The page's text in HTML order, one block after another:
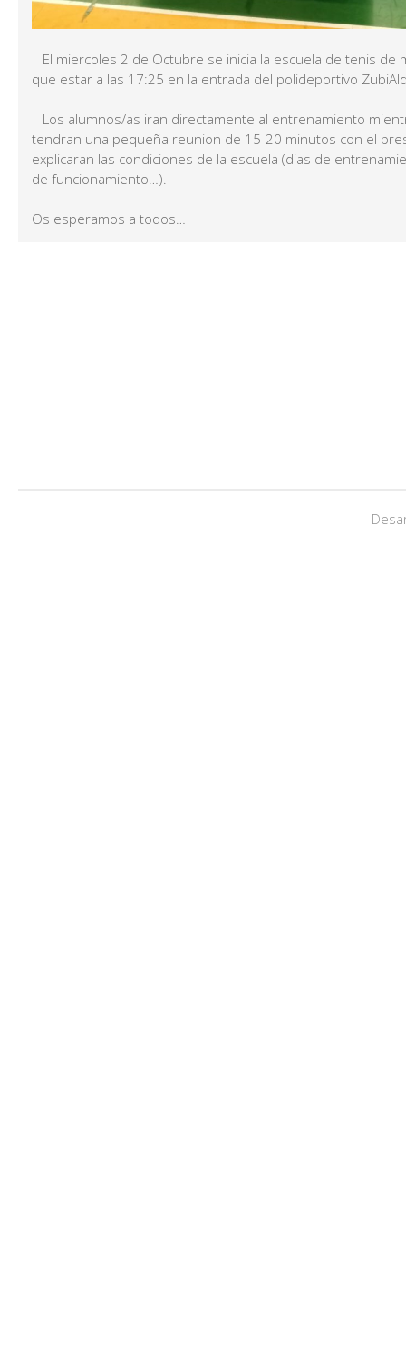
El miercoles 2 de Octubre se inicia la escuela de tenis de
que estar a las 17:25 en la entrada del polideportivo
Los alumnos/as iran directamente al entrenamiento
tendran una pequeña reunion de 15-20 minutos con el
explicaran las condiciones de la escuela (dias de
de funcionamiento…).
Os esperamos a todos…